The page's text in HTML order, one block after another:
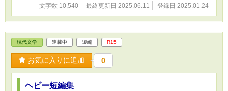
文字数 10,540 最終更新日 2025.06.11 登録日 2025.01.24
現代文学 連載中 短編 R15
お気に入りに追加 0
ヘビー短編集